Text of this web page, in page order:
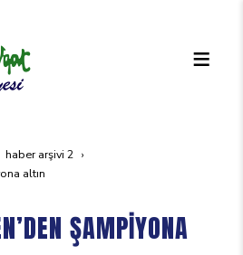
haber arşivi 2
altin
ŞAMPİYONA